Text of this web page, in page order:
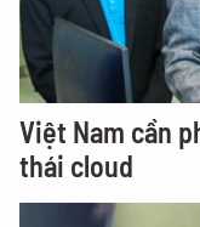
Việt Nam cần
thái cloud